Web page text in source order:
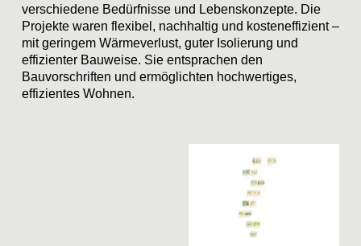
verschiedene Bedürfnisse und Lebenskonzepte. Die
Projekte waren flexibel, nachhaltig und kosteneffizient –
mit geringem Wärmeverlust, guter Isolierung und
effizienter Bauweise. Sie entsprachen den
Bauvorschriften und ermöglichten hochwertiges,
effizientes Wohnen.